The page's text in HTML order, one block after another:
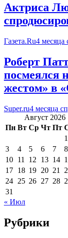
Актриса
Газета.Ru4 месяца
Роберт
посмеялся
жестом» в
Super.ru4 месяца
Август 2026
Пн Вт Ср Чт Пт
1
3
4 5 6 7 8
10 11 12 13 14
17 18 19 20 21
24 25 26 27 28
31
« Июл
Рубрики